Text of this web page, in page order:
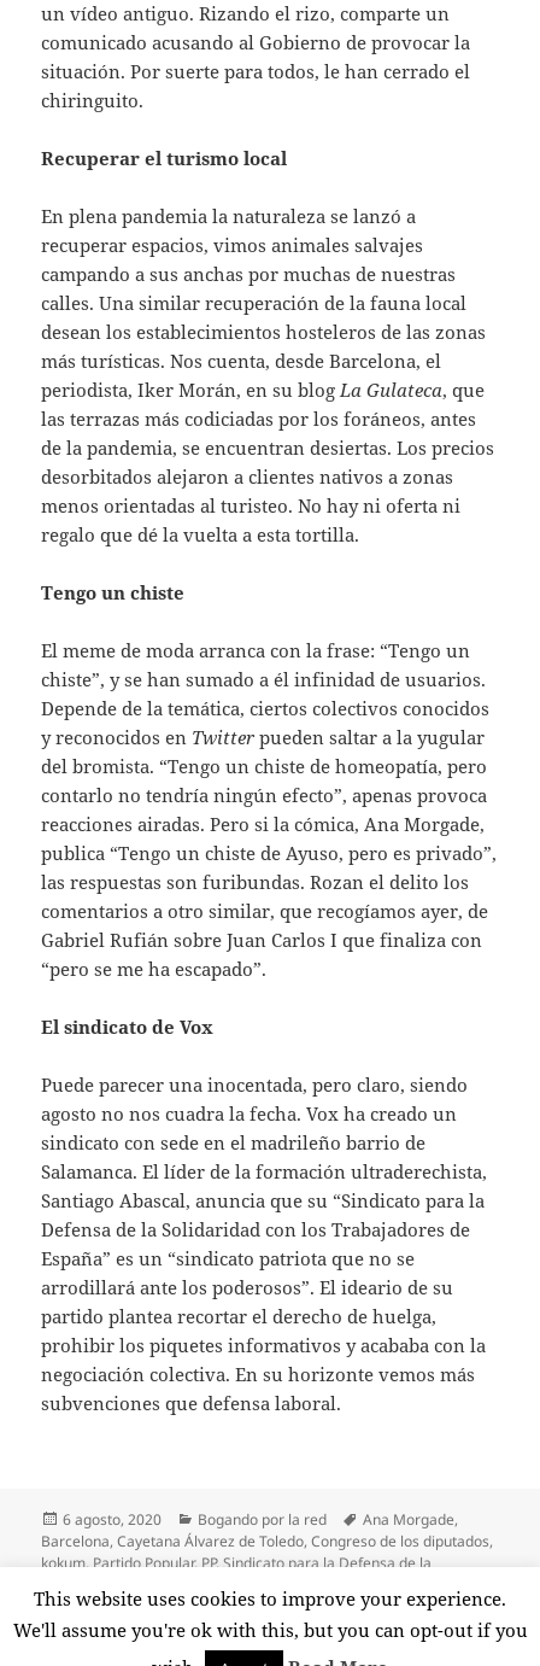
un vídeo antiguo. Rizando el rizo, comparte un
comunicado acusando al Gobierno de provocar la
situación. Por suerte para todos, le han cerrado el
chiringuito.
Recuperar el turismo local
En plena pandemia la naturaleza se lanzó a
recuperar espacios, vimos animales salvajes
campando a sus anchas por muchas de nuestras
calles. Una similar recuperación de la fauna local
desean los establecimientos hosteleros de las zonas
más turísticas. Nos cuenta, desde Barcelona, el
periodista, Iker Morán, en su blogLa Gulateca, que
las terrazas más codiciadas por los foráneos, antes
de la pandemia, se encuentran desiertas. Los precios
desorbitados alejaron a clientes nativos a zonas
menos orientadas al turisteo. No hay ni oferta ni
regalo que dé la vuelta a esta tortilla.
Tengo un chiste
El meme de moda arranca con la frase: “Tengo un
chiste”, y se han sumado a él infinidad de usuarios.
Depende de la temática, ciertos colectivos conocidos
y reconocidos en Twitter pueden saltar a la yugular
del bromista. “Tengo un chiste de homeopatía, pero
contarlo no tendría ningún efecto”, apenas provoca
reacciones airadas. Pero si la cómica, Ana Morgade,
publica “Tengo un chiste de Ayuso, pero es privado”,
las respuestas son furibundas. Rozan el delito los
comentarios a otro similar, que recogíamos ayer, de
Gabriel Rufián sobre Juan Carlos I que finaliza con
“pero se me ha escapado”.
El sindicato de Vox
Puede parecer una inocentada, pero claro, siendo
agosto no nos cuadra la fecha. Vox ha creado un
sindicato con sede en el madrileño barrio de
Salamanca. El líder de la formación ultraderechista,
Santiago Abascal, anuncia que su “Sindicato para la
Defensa de la Solidaridad con los Trabajadores de
España” es un “sindicato patriota que no se
arrodillará ante los poderosos”. El ideario de su
partido plantea recortar el derecho de huelga,
prohibir los piquetes informativos y acababa con la
negociación colectiva. En su horizonte vemos más
subvenciones que defensa laboral.
Publicado
el
6 agosto, 2020 Categorías
Bogando por la red Etiquetas
Ana Morgade,
Barcelona,Cayetana Álvarez de Toledo,Congreso de los diputados,
kokum, Partido Popular, PP,Sindicato para la Defensa de la
Torremolinos,turismo ,Twitter,VOX Deja un comentarioen Bogando
This website uses cookies to improve your experience.
We'll assume you're ok with this, but you can opt-out if you